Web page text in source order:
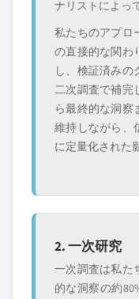
3.16.2 卸
3.16.3 オ
3.16.4 専
3.17 技術革新と
3.17.1 新
3.17.2 先
3.17.3 カ
グローバルトッ
層に属さない地
域・国内限定
ーダー企業
新興の破壊的
業、スタート
プ、または隣
特定のデー
ズをリクエ
せた洞察を
ナリストによっ
私たちのアプロ
の直接的な関わ
し、検証済みの
二次調査で補完
ら最終的な洞察
維持しながら、
に定量化された
2. 一次研究
一次調査は私た
的な洞察の約